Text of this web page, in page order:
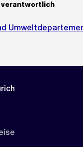
verantwortlich